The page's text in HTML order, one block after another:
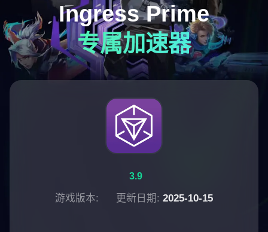
Ingress Prime
专属加速器
3.9
游戏版本: 更新日期: 2025-10-15